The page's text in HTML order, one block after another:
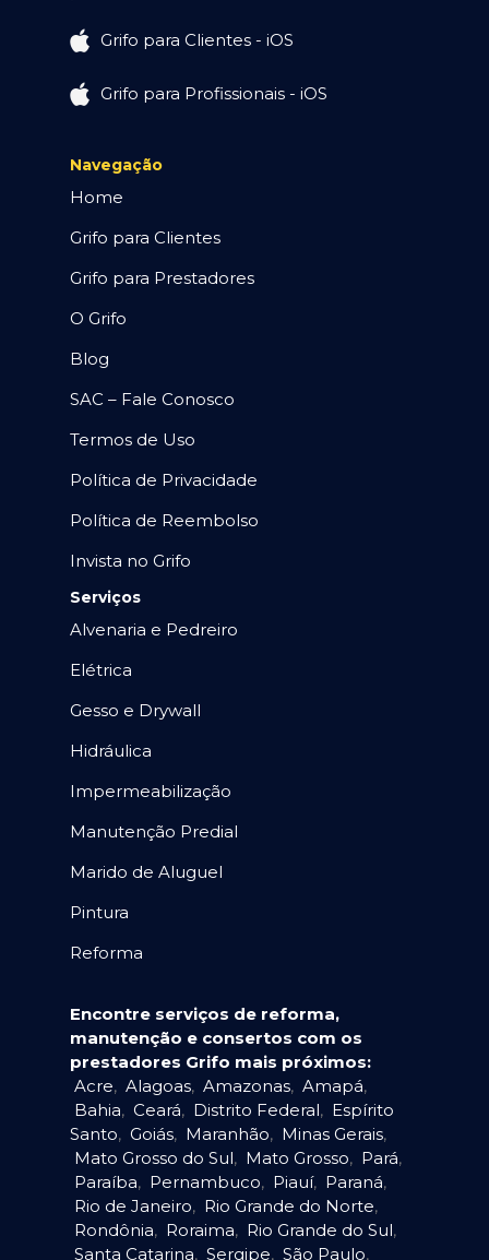
Grifo para Clientes - iOS
Grifo para Profissionais - iOS
Navegação
Home
Grifo para Clientes
Grifo para Prestadores
O Grifo
Blog
SAC – Fale Conosco
Termos de Uso
Política de Privacidade
Política de Reembolso
Invista no Grifo
Serviços
Alvenaria e Pedreiro
Elétrica
Gesso e Drywall
Hidráulica
Impermeabilização
Manutenção Predial
Marido de Aluguel
Pintura
Reforma
Encontre serviços de reforma,
manutenção e consertos com os
prestadores Grifo mais próximos:
Acre, Alagoas, Amazonas, Amapá,
Bahia, Ceará, Distrito Federal, Espírito
Santo, Goiás, Maranhão, Minas Gerais,
Mato Grosso do Sul, Mato Grosso, Pará,
Paraíba, Pernambuco, Piauí, Paraná,
Rio de Janeiro, Rio Grande do Norte,
Rondônia, Roraima, Rio Grande do Sul,
Santa Catarina, Sergipe, São Paulo,